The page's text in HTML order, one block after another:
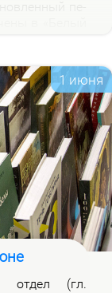
при­ме­ча­ния,
и из­ме­
1 июня
от­дел (гл.